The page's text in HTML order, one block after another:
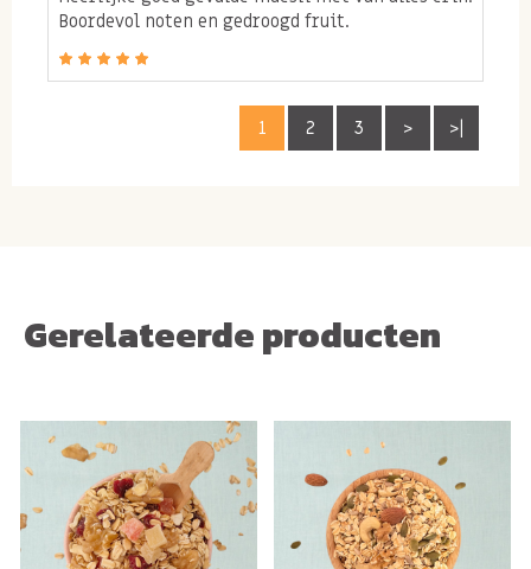
Boordevol noten en gedroogd fruit.
1 2 3 > >|
Gerelateerde producten